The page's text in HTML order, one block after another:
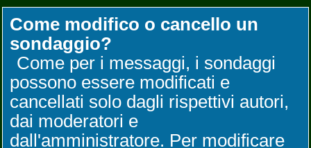
Come modifico o cancello un
sondaggio?
Come per i messaggi, i sondaggi
possono essere modificati e
cancellati solo dagli rispettivi autori,
dai moderatori e
dall'amministratore. Per modificare